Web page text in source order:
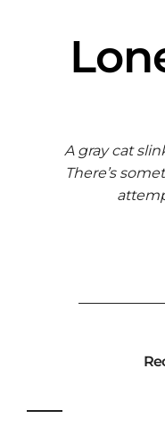
A gray cat
There’s